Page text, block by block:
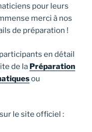
pour leurs
merci à nos
de préparation !
en détail
de la Préparation
ou
le site officiel :